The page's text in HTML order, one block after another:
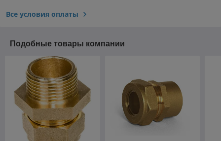
Все условия оплаты
Подобные товары компании